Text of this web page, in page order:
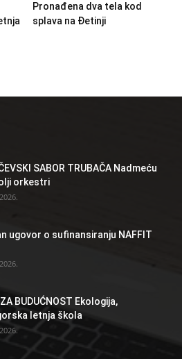
Pronađena dva tela kod
splava na Đetinji
SABOR TRUBAČA Nadmeću
orkestri
ugovor o sufinansiranju NAFFIT
BUDUĆNOST Ekologija,
letnja škola